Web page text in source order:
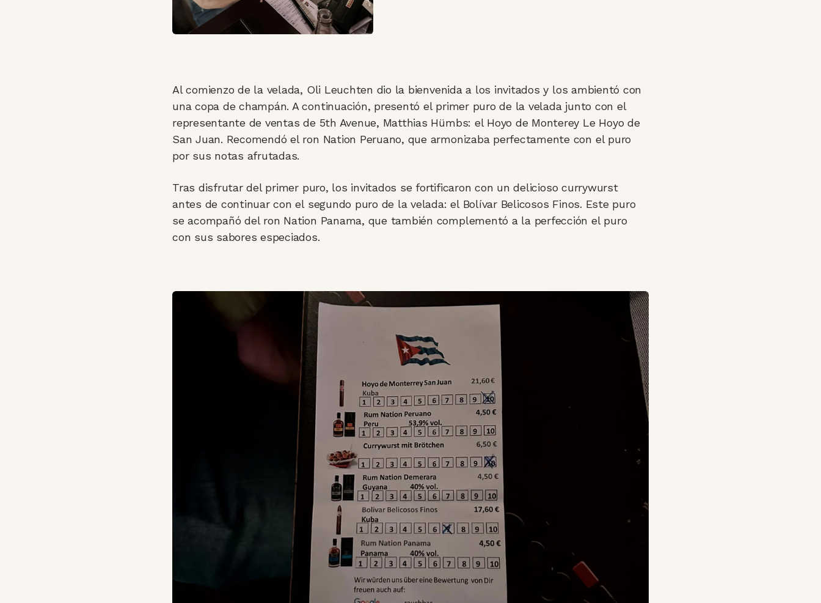
Al comienzo de la velada, Oli Leuchten dio la bienvenida a los invitados y los ambientó con
una copa de champán. A continuación, presentó el primer puro de la velada junto con el
representante de ventas de 5th Avenue, Matthias Hümbs: el Hoyo de Monterey Le Hoyo de
San Juan. Recomendó el ron Nation Peruano, que armonizaba perfectamente con el puro
por sus notas afrutadas.
Tras disfrutar del primer puro, los invitados se fortificaron con un delicioso currywurst
antes de continuar con el segundo puro de la velada: el Bolívar Belicosos Finos. Este puro
se acompañó del ron Nation Panama, que también complementó a la perfección el puro
con sus sabores especiados.